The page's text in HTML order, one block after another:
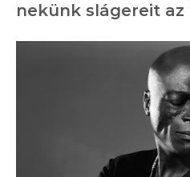
nekünk slágereit az